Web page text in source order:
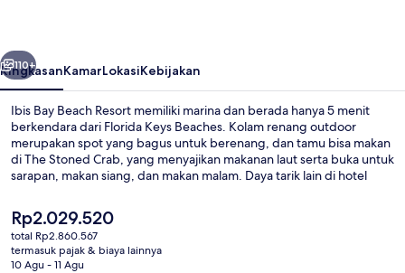
Berikutnya
110+
RingkasanKamarLokasiKebijakan
Ibis Bay Beach Resort memiliki marina dan berada hanya 5 menit
berkendara dari Florida Keys Beaches. Kolam renang outdoor
merupakan spot yang bagus untuk berenang, dan tamu bisa makan
di The Stoned Crab, yang menyajikan makanan laut serta buka untuk
sarapan, makan siang, dan makan malam. Daya tarik lain di hotel
Para traveler menyukai kolam renang dan staf.
Harga
saat
ini
Rp2.029.520
Rp2.029.520
total Rp2.860.567
termasuk pajak & biaya lainnya
10 Agu - 11 Agu